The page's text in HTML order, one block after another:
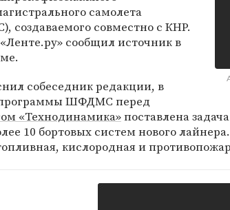
самолета
совместно с КНР.
сообщил источник в
собеседник редакции, в
ШФДМС перед
«Технодинамика»поставлена
10 бортовых систем нового
кислородная и